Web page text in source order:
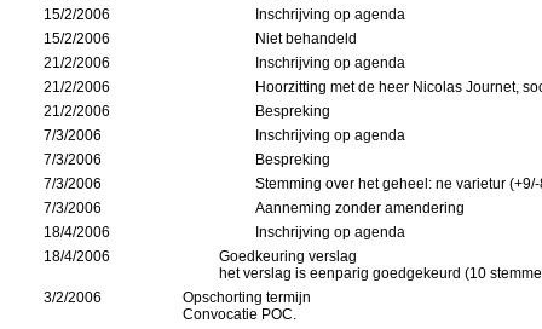
15/2/2006
Inschrijving op agenda
15/2/2006
Niet behandeld
21/2/2006
Inschrijving op agenda
21/2/2006
Hoorzitting met de heer Nicolas Journet,
21/2/2006
Bespreking
7/3/2006
Inschrijving op agenda
7/3/2006
Bespreking
7/3/2006
Stemming over het geheel: ne varietur
7/3/2006
Aanneming zonder amendering
18/4/2006
Inschrijving op agenda
18/4/2006
Goedkeuring verslag
het verslag is eenparig goedgekeurd (10
3/2/2006
Opschorting termijn
Convocatie POC.